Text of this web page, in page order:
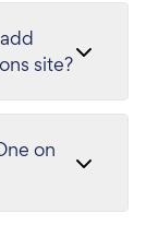
site?
on